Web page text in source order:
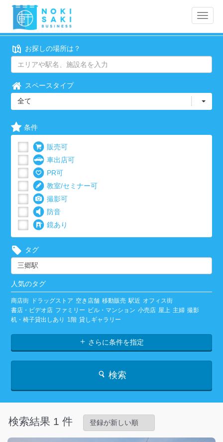
Toggle
お探しの場所は？
スペースタイプ
全て
条件
販売可
車出店可
PR可
教室/セミナー可
撮影可
防音
鏡あり
タグ
人気のタグ
商店街 ドラッグストア 空き店舗 移動販売 駅近 オフィス街
書店・ビデオ店 ファミリー ビル・マンション 小売店 屋上 主婦 撮影
机・椅子貸出しあり
1階 貸しギャラリー
さらに条件を指定
検索
検索結果 1 件